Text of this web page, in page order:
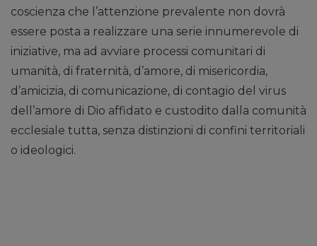
coscienza che l’attenzione prevalente non dovrà
essere posta a realizzare una serie innumerevole di
iniziative, ma ad avviare processi comunitari di
umanità, di fraternità, d’amore, di misericordia,
d’amicizia, di comunicazione, di contagio del virus
dell’amore di Dio affidato e custodito dalla comunità
ecclesiale tutta, senza distinzioni di confini territoriali
o ideologici.